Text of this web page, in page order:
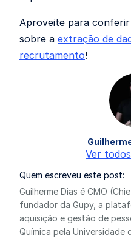
Aproveite para
sobre a extração de
recrutamento!
Ver
Quem escreveu este post:
Guilherme Dias é CMO
fundador da Gupy, a
aquisição e gestão de
Química pela Universidade